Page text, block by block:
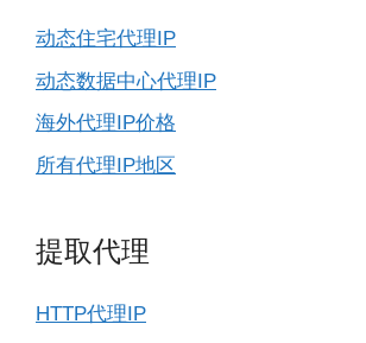
动态住宅代理IP
动态数据中心代理IP
海外代理IP价格
所有代理IP地区
提取代理
HTTP代理IP